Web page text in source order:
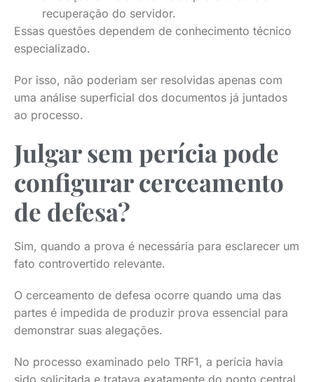
recuperação do servidor.
Essas questões dependem de conhecimento técnico
especializado.
Por isso, não poderiam ser resolvidas apenas com
uma análise superficial dos documentos já juntados
ao processo.
Julgar sem perícia pode
configurar cerceamento
de defesa?
Sim, quando a prova é necessária para esclarecer um
fato controvertido relevante.
O cerceamento de defesa ocorre quando uma das
partes é impedida de produzir prova essencial para
demonstrar suas alegações.
No processo examinado pelo TRF1, a perícia havia